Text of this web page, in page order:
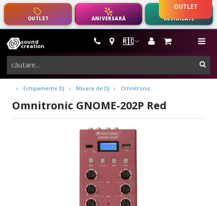
OUTLET ANIVERSARĂ RESIGILATE
🇷🇴
sound
creation
instrumente
muzicale,
echipamente
pro-
audio
Echipamente DJ Mixere de DJ Omnitronic
Omnitronic GNOME-202P Red
OUTLET